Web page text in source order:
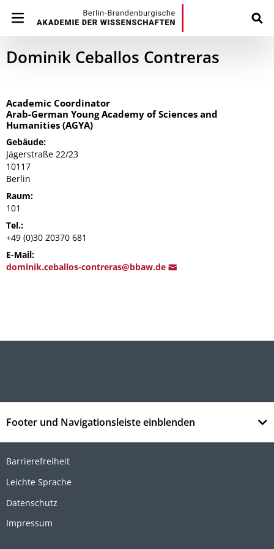
Dominik Ceballos Contreras
Academic Coordinator
Arab-German Young Academy of Sciences and
Humanities (AGYA)
Gebäude:
Jägerstraße 22/23
10117
Berlin
Raum:
101
Tel.:
+49 (0)30 20370 681
E-Mail:
dominik.ceballos-contreras@bbaw.de
Footer und Navigationsleiste einblenden
Barrierefreiheit
Leichte Sprache
Datenschutz
Impressum